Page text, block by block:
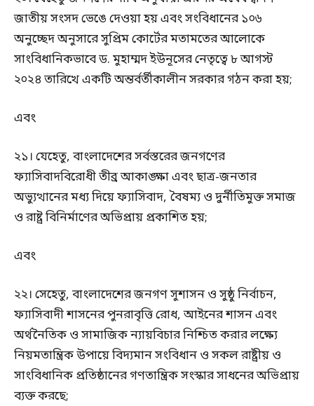
জাতীয় সংসদ ভেঙে দেওয়া হয় এবং সংবিধানের ১০৬
অনুচ্ছেদ অনুসারে সুপ্রিম কোর্টের মতামতের আলোকে
সাংবিধানিকভাবে ড. মুহাম্মদ ইউনূসের নেতৃত্বে ৮ আগস্ট
২০২৪ তারিখে একটি অন্তর্বর্তীকালীন সরকার গঠন করা হয়;
এবং
২১। যেহেতু, বাংলাদেশের সর্বস্তরের জনগণের
ফ্যাসিবাদবিরোধী তীব্র আকাঙ্ক্ষা এবং ছাত্র-জনতার
অভ্যুত্থানের মধ্য দিয়ে ফ্যাসিবাদ, বৈষম্য ও দুর্নীতিমুক্ত সমাজ
ও রাষ্ট্র বিনির্মাণের অভিপ্রায় প্রকাশিত হয়;
এবং
২২। সেহেতু, বাংলাদেশের জনগণ সুশাসন ও সুষ্ঠু নির্বাচন,
ফ্যাসিবাদী শাসনের পুনরাবৃত্তি রোধ, আইনের শাসন এবং
অর্থনৈতিক ও সামাজিক ন্যায়বিচার নিশ্চিত করার লক্ষ্যে
নিয়মতান্ত্রিক উপায়ে বিদ্যমান সংবিধান ও সকল রাষ্ট্রীয় ও
সাংবিধানিক প্রতিষ্ঠানের গণতান্ত্রিক সংস্কার সাধনের অভিপ্রায়
ব্যক্ত করছে;